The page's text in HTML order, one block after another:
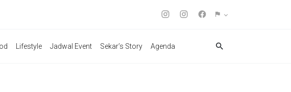
Lifestyle Jadwal Event Sekar’s Story Agenda